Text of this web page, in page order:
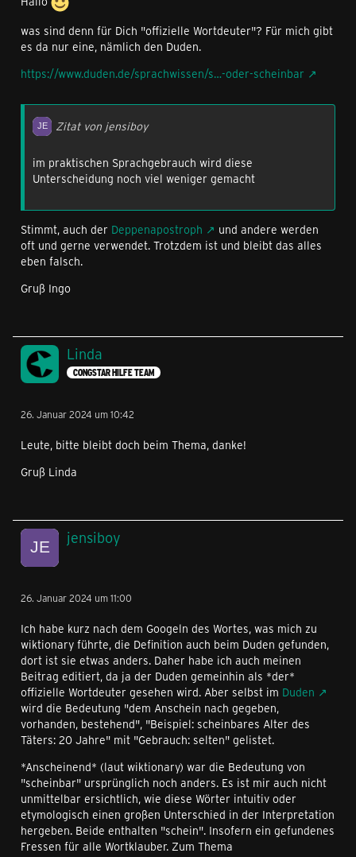
was sind denn für Dich "offizielle Wortdeuter"? Für mich gibt
es da nur eine, nämlich den Duden.
https://www.duden.de/sprachwissen/s…-oder-scheinbar
Zitat von jensiboy
im praktischen Sprachgebrauch wird diese
Unterscheidung noch viel weniger gemacht
Stimmt, auch der Deppenapostroph
und andere werden
oft und gerne verwendet. Trotzdem ist und bleibt das alles
eben falsch.
Gruß Ingo
Linda
CONGSTAR HILFE TEAM
26. Januar 2024 um 10:42
Leute, bitte bleibt doch beim Thema, danke!
Gruß Linda
jensiboy
26. Januar 2024 um 11:00
Ich habe kurz nach dem Googeln des Wortes, was mich zu
wiktionary führte, die Definition auch beim Duden gefunden,
dort ist sie etwas anders. Daher habe ich auch meinen
Beitrag editiert, da ja der Duden gemeinhin als *der*
offizielle Wortdeuter gesehen wird. Aber selbst im Duden
wird die Bedeutung "dem Anschein nach gegeben,
vorhanden, bestehend", "Beispiel: scheinbares Alter des
Täters: 20 Jahre" mit "Gebrauch: selten" gelistet.
*Anscheinend* (laut wiktionary) war die Bedeutung von
"scheinbar" ursprünglich noch anders. Es ist mir auch nicht
unmittelbar ersichtlich, wie diese Wörter intuitiv oder
etymologisch einen großen Unterschied in der Interpretation
hergeben. Beide enthalten "schein". Insofern ein gefundenes
Fressen für alle Wortklauber. Zum Thema